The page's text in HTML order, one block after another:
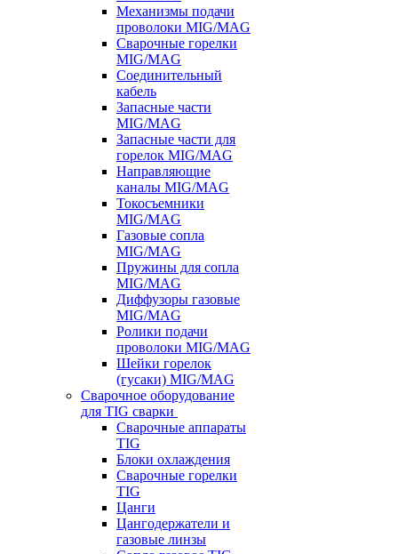
Механизмы подачи
проволоки MIG/MAG
Сварочные горелки
MIG/MAG
Соединительный
кабель
Запасные части
MIG/MAG
Запасные части для
горелок MIG/MAG
Направляющие
каналы MIG/MAG
Токосъемники
MIG/MAG
Газовые сопла
MIG/MAG
Пружины для сопла
MIG/MAG
Диффузоры газовые
MIG/MAG
Ролики подачи
проволоки MIG/MAG
Шейки горелок
(гусаки) MIG/MAG
Сварочное оборудование
для TIG сварки
Сварочные аппараты
TIG
Блоки охлаждения
Сварочные горелки
TIG
Цанги
Цангодержатели и
газовые линзы